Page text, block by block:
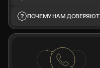
ПОЧЕМУ НАМ ДОВЕРЯЮТ